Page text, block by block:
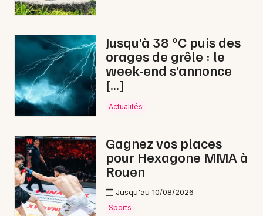
14 - Calvados
Choisir mes départements
Je m'abonne
Jusqu’à 38 °C puis des
orages de grêle : le
week-end s’annonce
[…]
Actualités
Gagnez vos places
pour Hexagone MMA à
Rouen
Jusqu'au 10/08/2026
Sports